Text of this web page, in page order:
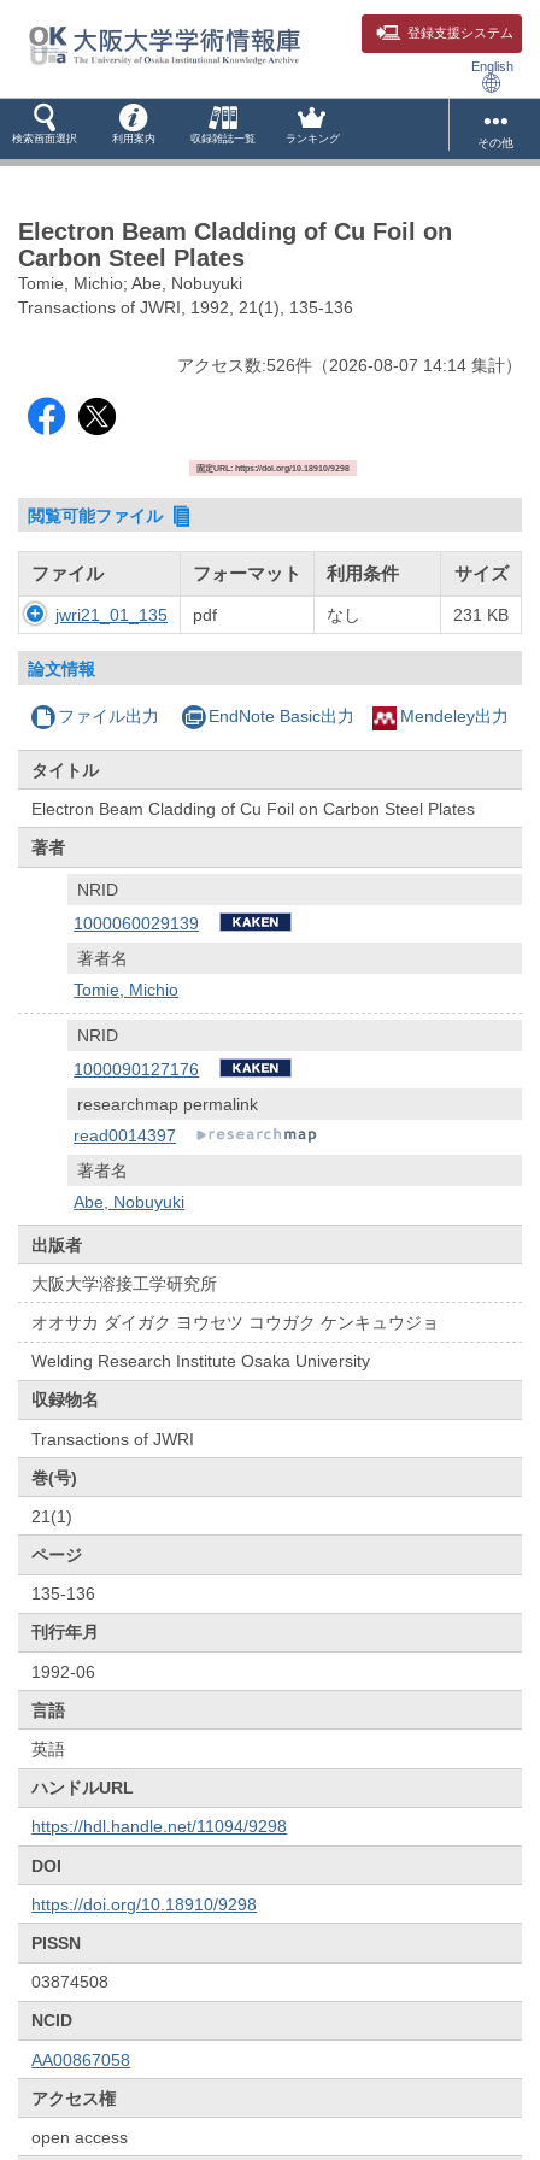
登録支援システム
English
検索画面選択 利用案内 収録雑誌一覧 ランキング その他
Electron Beam Cladding of Cu Foil on
Carbon Steel Plates
Tomie, Michio; Abe, Nobuyuki
Transactions of JWRI, 1992, 21(1), 135-136
アクセス数:526件 （2026-08-07 14:14 集計）
固定URL: https://doi.org/10.18910/9298
閲覧可能ファイル
ファイル フォーマット 利用条件 サイズ
jwri21_01_135 pdf なし 231 KB
論文情報
ファイル出力 EndNote Basic出力 Mendeley出力
タイトル
Electron Beam Cladding of Cu Foil on Carbon Steel Plates
著者
NRID
1000060029139
著者名
Tomie, Michio
NRID
1000090127176
researchmap permalink
read0014397
著者名
Abe, Nobuyuki
出版者
大阪大学溶接工学研究所
オオサカ ダイガク ヨウセツ コウガク ケンキュウジョ
Welding Research Institute Osaka University
収録物名
Transactions of JWRI
巻(号)
21(1)
ページ
135-136
刊行年月
1992-06
言語
英語
ハンドルURL
https://hdl.handle.net/11094/9298
DOI
https://doi.org/10.18910/9298
PISSN
03874508
NCID
AA00867058
アクセス権
open access